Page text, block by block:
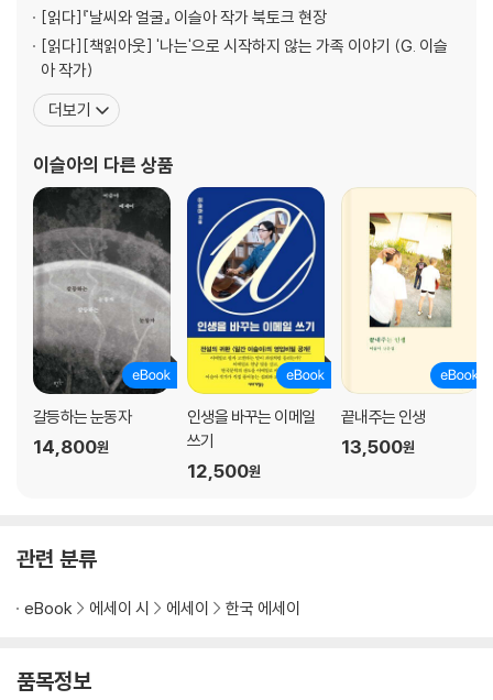
어떤 멸종
몸을 씻으며 하는 생각
최초의 해방
여자를 집으로 데려오는 여자들
결코 절망하지 않을 친구들에게
에필로그: 더 많이 보는 눈
[읽다]『날씨와 얼굴』 이슬아 작가 북토크 현장
[읽다][책읽아웃] '나는'으로 시작하지 않는 가족 이야기 (G. 이슬
아 작가)
더보기
이슬아의 다른 상품
갈등하는 눈동자
14,800원
인생을 바꾸는 이메일
쓰기
12,500원
끝내주는 인생
13,500원
관련 분류
eBook 에세이 시 에세이 한국 에세이
품목정보